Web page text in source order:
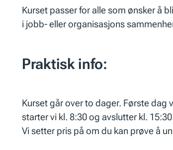
Kurset passer for alle som ønsker å
i jobb- eller organisasjons
Praktisk info:
Kurset går over to dager. Første dag
starter vi kl. 8:30 og avslutter kl.
Vi setter pris på om du kan prøve å